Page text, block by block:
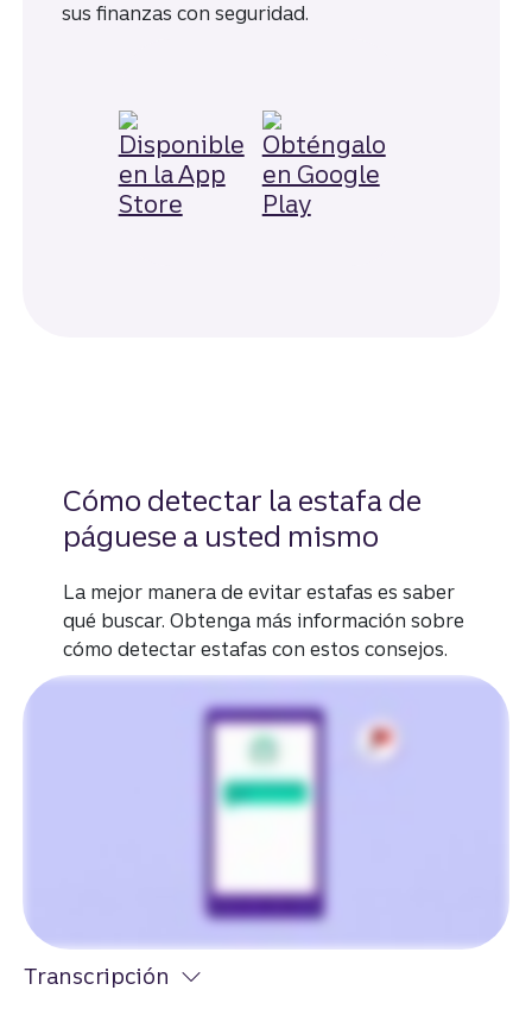
sus finanzas con seguridad.
Cómo detectar la estafa de
páguese a usted mismo
La mejor manera de evitar estafas es saber
qué buscar. Obtenga más información sobre
cómo detectar estafas con estos consejos.
Transcripción